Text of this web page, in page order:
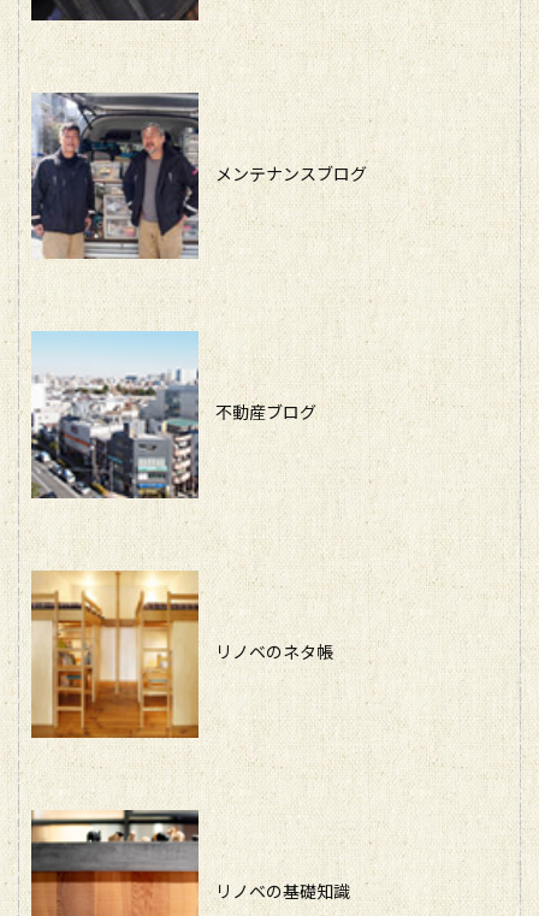
メンテナンスブログ
不動産ブログ
リノベのネタ帳
リノベの基礎知識